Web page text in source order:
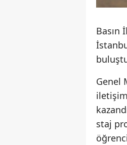
Basın
Genel
staj